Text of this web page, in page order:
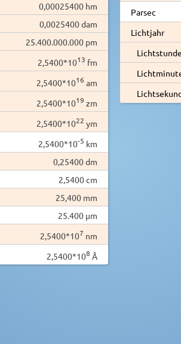
0,00025400 hm
0,0025400 dam
25.400.000.000 pm
2,5400*1013 fm
2,5400*1016 am
2,5400*1019 zm
2,5400*1022 ym
2,5400*10-5 km
0,25400 dm
2,5400 cm
25,400 mm
25.400 µm
2,5400*107 nm
2,5400*108 Å
Parsec
Lichtjahr
Lichtstunde